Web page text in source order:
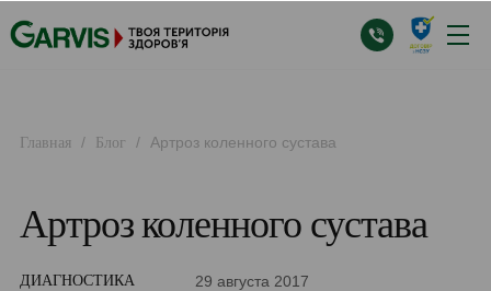
Главная / Блог / Артроз коленного сустава
Артроз коленного сустава
ДИАГНОСТИКА 29 августа 2017